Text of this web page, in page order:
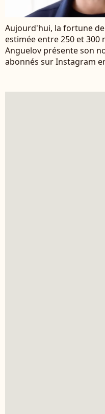
Aujourd'hui, la fortune
estimée entre 250 et 300
Anguelov présente son
abonnés sur Instagram